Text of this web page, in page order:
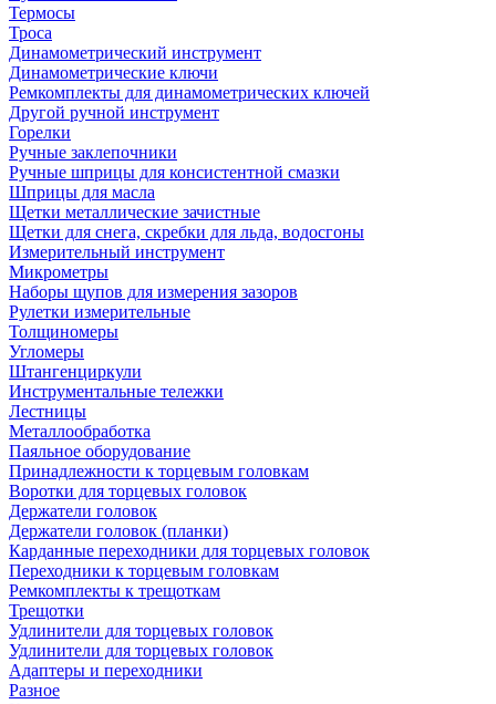
Термосы
Троса
Динамометрический инструмент
Динамометрические ключи
Ремкомплекты для динамометрических ключей
Другой ручной инструмент
Горелки
Ручные заклепочники
Ручные шприцы для консистентной смазки
Шприцы для масла
Щетки металлические зачистные
Щетки для снега, скребки для льда, водосгоны
Измерительный инструмент
Микрометры
Наборы щупов для измерения зазоров
Рулетки измерительные
Толщиномеры
Угломеры
Штангенциркули
Инструментальные тележки
Лестницы
Металлообработка
Паяльное оборудование
Принадлежности к торцевым головкам
Воротки для торцевых головок
Держатели головок
Держатели головок (планки)
Карданные переходники для торцевых головок
Переходники к торцевым головкам
Ремкомплекты к трещоткам
Трещотки
Удлинители для торцевых головок
Удлинители для торцевых головок
Адаптеры и переходники
Разное